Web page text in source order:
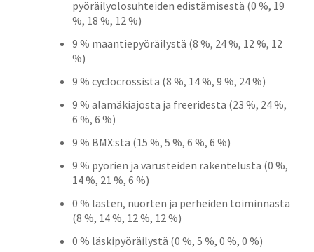
pyöräilyolosuhteiden edistämisestä (0 %, 19
%, 18 %, 12 %)
9 % maantiepyöräilystä (8 %, 24 %, 12 %, 12
%)
9 % cyclocrossista (8 %, 14 %, 9 %, 24 %)
9 % alamäkiajosta ja freeridesta (23 %, 24 %,
6 %, 6 %)
9 % BMX:stä (15 %, 5 %, 6 %, 6 %)
9 % pyörien ja varusteiden rakentelusta (0 %,
14 %, 21 %, 6 %)
0 % lasten, nuorten ja perheiden toiminnasta
(8 %, 14 %, 12 %, 12 %)
0 % läskipyöräilystä (0 %, 5 %, 0 %, 0 %)